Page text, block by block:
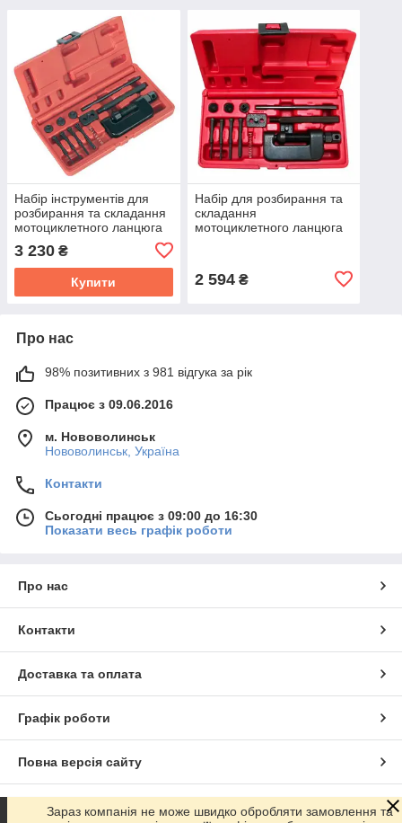
Набір інструментів для
розбирання та складання
мотоциклетного ланцюга
(VS779)
3 230 ₴
Купити
Набір для розбирання та
складання
мотоциклетного ланцюга
2 594₴
Про нас
98% позитивних з 981 відгука за рік
Працює з 09.06.2016
м. Нововолинськ
Нововолинськ, Україна
Контакти
Сьогодні працює з 09:00 до 16:30
Показати весь графік роботи
Про нас
Контакти
Доставка та оплата
Графік роботи
Повна версія сайту
Сайт створено на маркетплейсі Prom.ua
Зараз компанія не може швидко обробляти замовлення та